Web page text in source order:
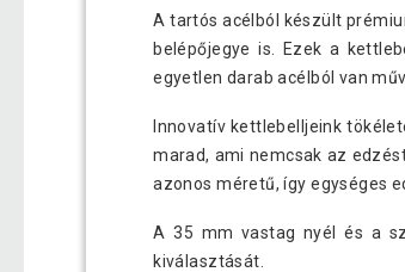
A tartós acélból készült
belépőjegye is. Ezek a
egyetlen darab acélból van
Innovatív kettlebelljeink
marad, ami nemcsak az
azonos méretű, így egységes
A 35 mm vastag nyél és a
kiválasztását.